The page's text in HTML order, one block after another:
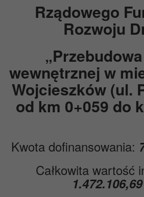
Rządowego
Rozwoju
wewnętrznej w
Wojcieszków (ul.
od km 0+059 do
Kwota dofinansowania:
Całkowita wartość